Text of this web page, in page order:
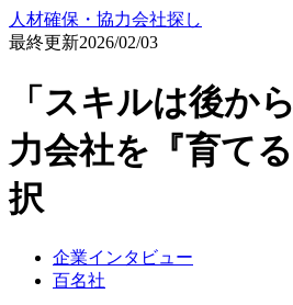
人材確保・協力会社探し
最終更新2026/02/03
「スキルは後か
力会社を『育て
択
企業インタビュー
百名社